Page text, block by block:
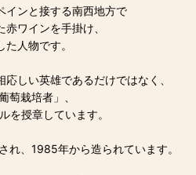
インと接する南西地方で
ワインを手掛け、
人物です。
しい英雄であるだけではなく、
萄栽培者」、
を授章しています。
れ、1985年から造られています。